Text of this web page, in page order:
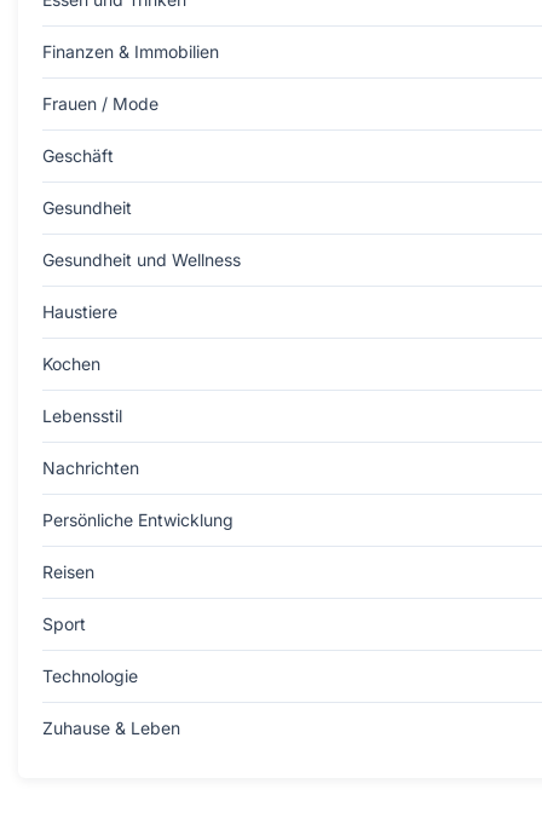
Finanzen & Immobilien
Frauen / Mode
Geschäft
Gesundheit
Gesundheit und Wellness
Haustiere
Kochen
Lebensstil
Nachrichten
Persönliche Entwicklung
Reisen
Sport
Technologie
Zuhause & Leben